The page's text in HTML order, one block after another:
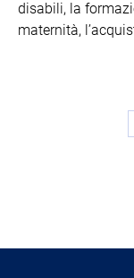
disabili, la
maternità,